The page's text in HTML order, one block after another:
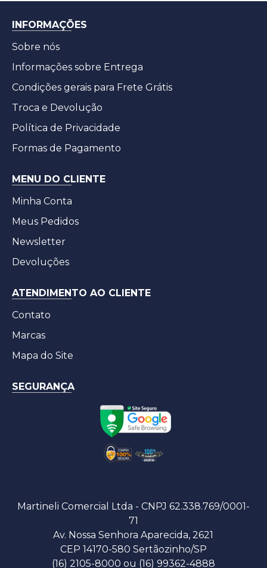
INFORMAÇÕES
Sobre nós
Informações sobre Entrega
Condições gerais para Frete Grátis
Troca e Devolução
Política de Privacidade
Formas de Pagamento
MENU DO CLIENTE
Minha Conta
Meus Pedidos
Newsletter
Devoluções
ATENDIMENTO AO CLIENTE
Contato
Marcas
Mapa do Site
SEGURANÇA
Martineli Comercial Ltda - CNPJ 62.338.769/0001-
71
Av. Nossa Senhora Aparecida, 2621
CEP 14170-580 Sertãozinho/SP
(16) 2105-8000 ou (16) 99362-4888